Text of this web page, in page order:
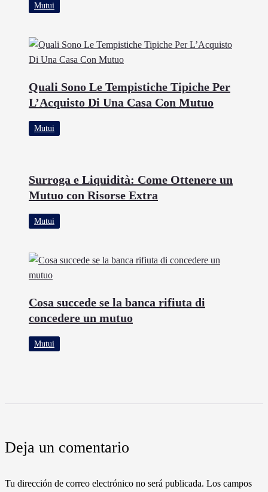
Mutui
Quali Sono Le Tempistiche Tipiche Per
L’Acquisto Di Una Casa Con Mutuo
Mutui
Surroga e Liquidità: Come Ottenere un
Mutuo con Risorse Extra
Mutui
Cosa succede se la banca rifiuta di
concedere un mutuo
Mutui
Deja un comentario
Tu dirección de correo electrónico no será publicada. Los campos